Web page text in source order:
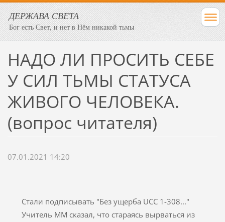
ДЕРЖАВА СВЕТА
Бог есть Свет, и нет в Нём никакой тьмы
​НАДО ЛИ ПРОСИТЬ СЕБЕ
У СИЛ ТЬМЫ СТАТУСА
ЖИВОГО ЧЕЛОВЕКА.
(вопрос читателя)
07.01.2021 14:20
Стали подписывать "Без ущерба UCC 1-308..."
Учитель ММ сказал, что стараясь вырваться из